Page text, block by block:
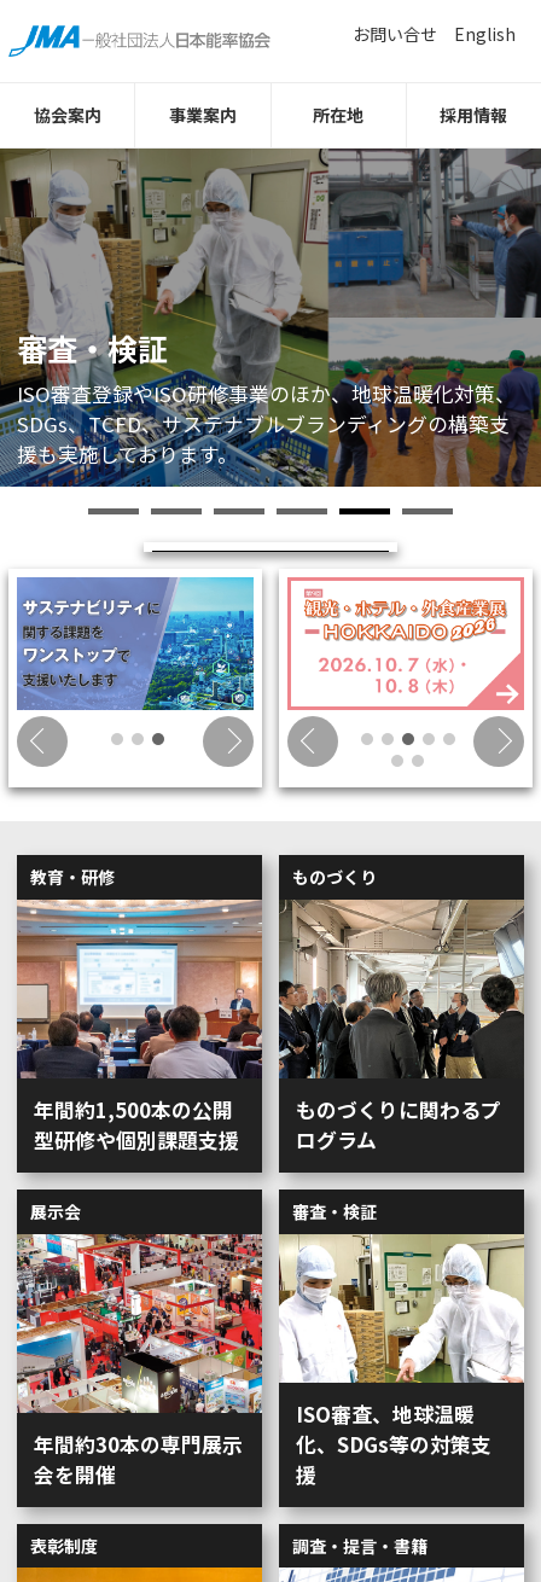
協会案内 事業案内 所在地 採用情報
お問い合せ English
表彰制度
優良な企業の取り組みを事例発表、表彰しています。
GOOD FACTORY賞、JMAQA AWARDS、第一線監督者
の集い などの表彰制度を行っています。
教育・研修
役員研修をはじめとする階層別研修から、人事・教
育、マーケティング、ものづくり分野など、年間約
1,500本の公開型研修を開催しています。
ものづくり
生産・製造から購買・調達、研究・開発、設計、技術
部門までものづくりに関わるあらゆる人の実践力高め
るセミナー・研修プログラムを提供しています。
展示会
製造・インフラ産業から食・サービス産業まで、幅広
い分野で、年間約30本の専門展示会を開催していま
す。
審査・検証
ISO審査登録やISO研修事業のほか、地球温暖化対策、
SDGs、TCFD、サステナブルブランディングの構築支
援も実施しております。
調査・提言・書籍
日本企業が抱える経営課題を明らかにする「経営課題
に関する調査」や、働く人々に焦点をあてた「ビジネ
スパーソン調査」等、実施しています。
教育・研修
年間約1,500本の公開
型研修や個別課題支援
ものづくり
ものづくりに関わるプ
ログラム
展示会
年間約30本の専門展示
会を開催
審査・検証
ISO審査、地球温暖
化、SDGs等の対策支
援
表彰制度 調査・提言・書籍